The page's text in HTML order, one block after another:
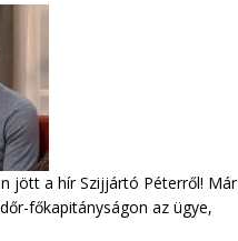
jött a hír Szijjártó Péterről! Már
főkapitányságon az ügye,